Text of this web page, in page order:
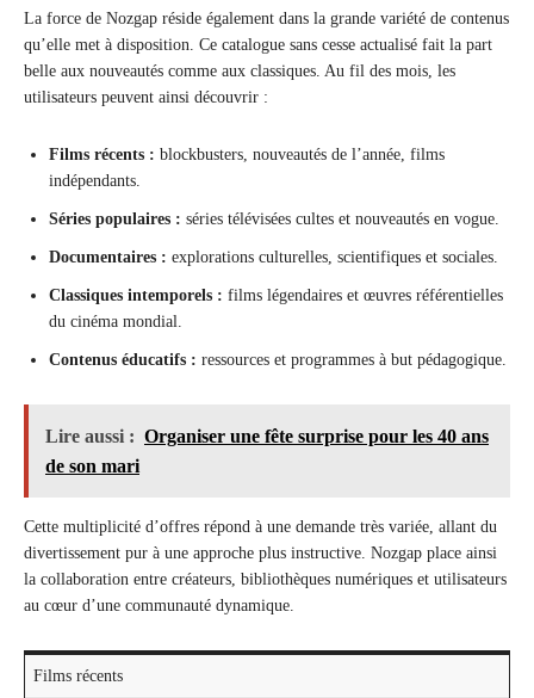
La force de Nozgap réside également dans la grande variété de contenus
qu’elle met à disposition. Ce catalogue sans cesse actualisé fait la part
belle aux nouveautés comme aux classiques. Au fil des mois, les
utilisateurs peuvent ainsi découvrir :
Films récents : blockbusters, nouveautés de l’année, films
indépendants.
Séries populaires : séries télévisées cultes et nouveautés en vogue.
Documentaires : explorations culturelles, scientifiques et sociales.
Classiques intemporels : films légendaires et œuvres référentielles
du cinéma mondial.
Contenus éducatifs : ressources et programmes à but pédagogique.
Lire aussi : Organiser une fête surprise pour les 40 ans
de son mari
Cette multiplicité d’offres répond à une demande très variée, allant du
divertissement pur à une approche plus instructive. Nozgap place ainsi
la collaboration entre créateurs, bibliothèques numériques et utilisateurs
au cœur d’une communauté dynamique.
Films récents